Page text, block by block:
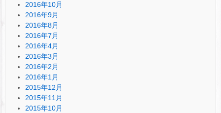
2016年10月
2016年9月
2016年8月
2016年7月
2016年4月
2016年3月
2016年2月
2016年1月
2015年12月
2015年11月
2015年10月